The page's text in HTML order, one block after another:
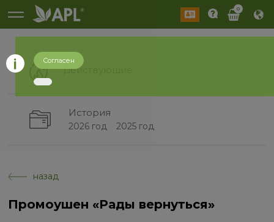
0
Действующие
История
2026 год 2025 год
назад
Промоушен «Рады вернуться»
Согласен